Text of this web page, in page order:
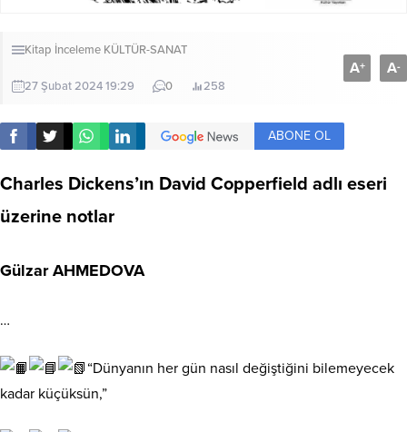
Kitap İnceleme KÜLTÜR-SANAT
27 Şubat 2024 19:29 0 258
A+ A-
ABONE OL
Charles Dickens’ın David Copperfield adlı eseri
üzerine notlar
Gülzar AHMEDOVA
…
“Dünyanın her gün nasıl değiştiğini bilemeyecek
kadar küçüksün,”